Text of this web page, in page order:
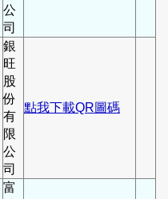
公
司
銀
旺
股
份
有
限
公
司
點我下載QR圖碼
富